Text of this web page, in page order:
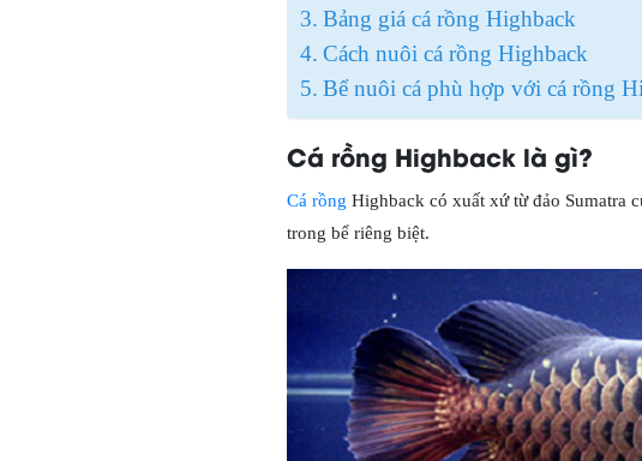
Bảng giá cá rồng Highback
Cách nuôi cá rồng Highback
Bể nuôi cá phù hợp với cá rồng
Cá rồng Highback là gì?
Cá rồng Highback có xuất xứ từ đảo Sumatra
trong bể riêng biệt.